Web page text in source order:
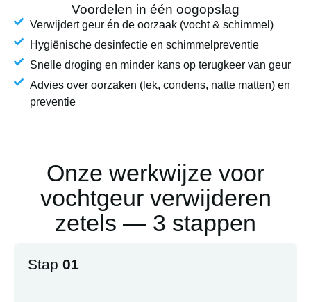
Voordelen in één oogopslag
Verwijdert geur én de oorzaak (vocht & schimmel)
Hygiënische desinfectie en schimmelpreventie
Snelle droging en minder kans op terugkeer van geur
Advies over oorzaken (lek, condens, natte matten) en
preventie
Onze werkwijze voor
vochtgeur verwijderen
zetels — 3 stappen
Stap 01